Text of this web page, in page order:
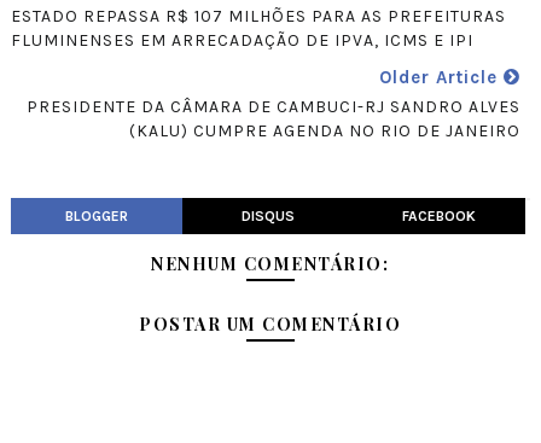
ESTADO REPASSA R$ 107 MILHÕES PARA AS PREFEITURAS
FLUMINENSES EM ARRECADAÇÃO DE IPVA, ICMS E IPI
Older Article
PRESIDENTE DA CÂMARA DE CAMBUCI-RJ SANDRO ALVES
(kALU) CUMPRE AGENDA NO RIO DE JANEIRO
BLOGGER DISQUS FACEBOOK
NENHUM COMENTÁRIO:
POSTAR UM COMENTÁRIO